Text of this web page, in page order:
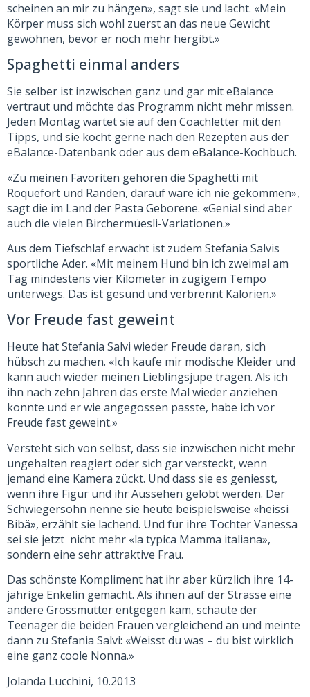
scheinen an mir zu hängen», sagt sie und lacht. «Mein
Körper muss sich wohl zuerst an das neue Gewicht
gewöhnen, bevor er noch mehr hergibt.»
Spaghetti einmal anders
Sie selber ist inzwischen ganz und gar mit eBalance
vertraut und möchte das Programm nicht mehr missen.
Jeden Montag wartet sie auf den Coachletter mit den
Tipps, und sie kocht gerne nach den Rezepten aus der
eBalance-Datenbank oder aus dem eBalance-Kochbuch.
«Zu meinen Favoriten gehören die Spaghetti mit
Roquefort und Randen, darauf wäre ich nie gekommen»,
sagt die im Land der Pasta Geborene. «Genial sind aber
auch die vielen Birchermüesli-Variationen.»
Aus dem Tiefschlaf erwacht ist zudem Stefania Salvis
sportliche Ader. «Mit meinem Hund bin ich zweimal am
Tag mindestens vier Kilometer in zügigem Tempo
unterwegs. Das ist gesund und verbrennt Kalorien.»
Vor Freude fast geweint
Heute hat Stefania Salvi wieder Freude daran, sich
hübsch zu machen. «Ich kaufe mir modische Kleider und
kann auch wieder meinen Lieblingsjupe tragen. Als ich
ihn nach zehn Jahren das erste Mal wieder anziehen
konnte und er wie angegossen passte, habe ich vor
Freude fast geweint.»
Versteht sich von selbst, dass sie inzwischen nicht mehr
ungehalten reagiert oder sich gar versteckt, wenn
jemand eine Kamera zückt. Und dass sie es geniesst,
wenn ihre Figur und ihr Aussehen gelobt werden. Der
Schwiegersohn nenne sie heute beispielsweise «heissi
Bibä», erzählt sie lachend. Und für ihre Tochter Vanessa
sei sie jetzt nicht mehr «la typica Mamma italiana»,
sondern eine sehr attraktive Frau.
Das schönste Kompliment hat ihr aber kürzlich ihre 14-
jährige Enkelin gemacht. Als ihnen auf der Strasse eine
andere Grossmutter entgegen kam, schaute der
Teenager die beiden Frauen vergleichend an und meinte
dann zu Stefania Salvi: «Weisst du was – du bist wirklich
eine ganz coole Nonna.»
Jolanda Lucchini, 10.2013